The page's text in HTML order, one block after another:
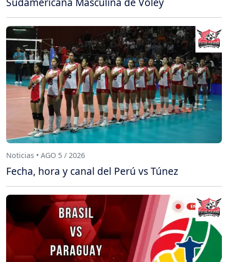
Noticias • AGO 5 / 2026
Fecha, hora y canal del Perú vs Túnez